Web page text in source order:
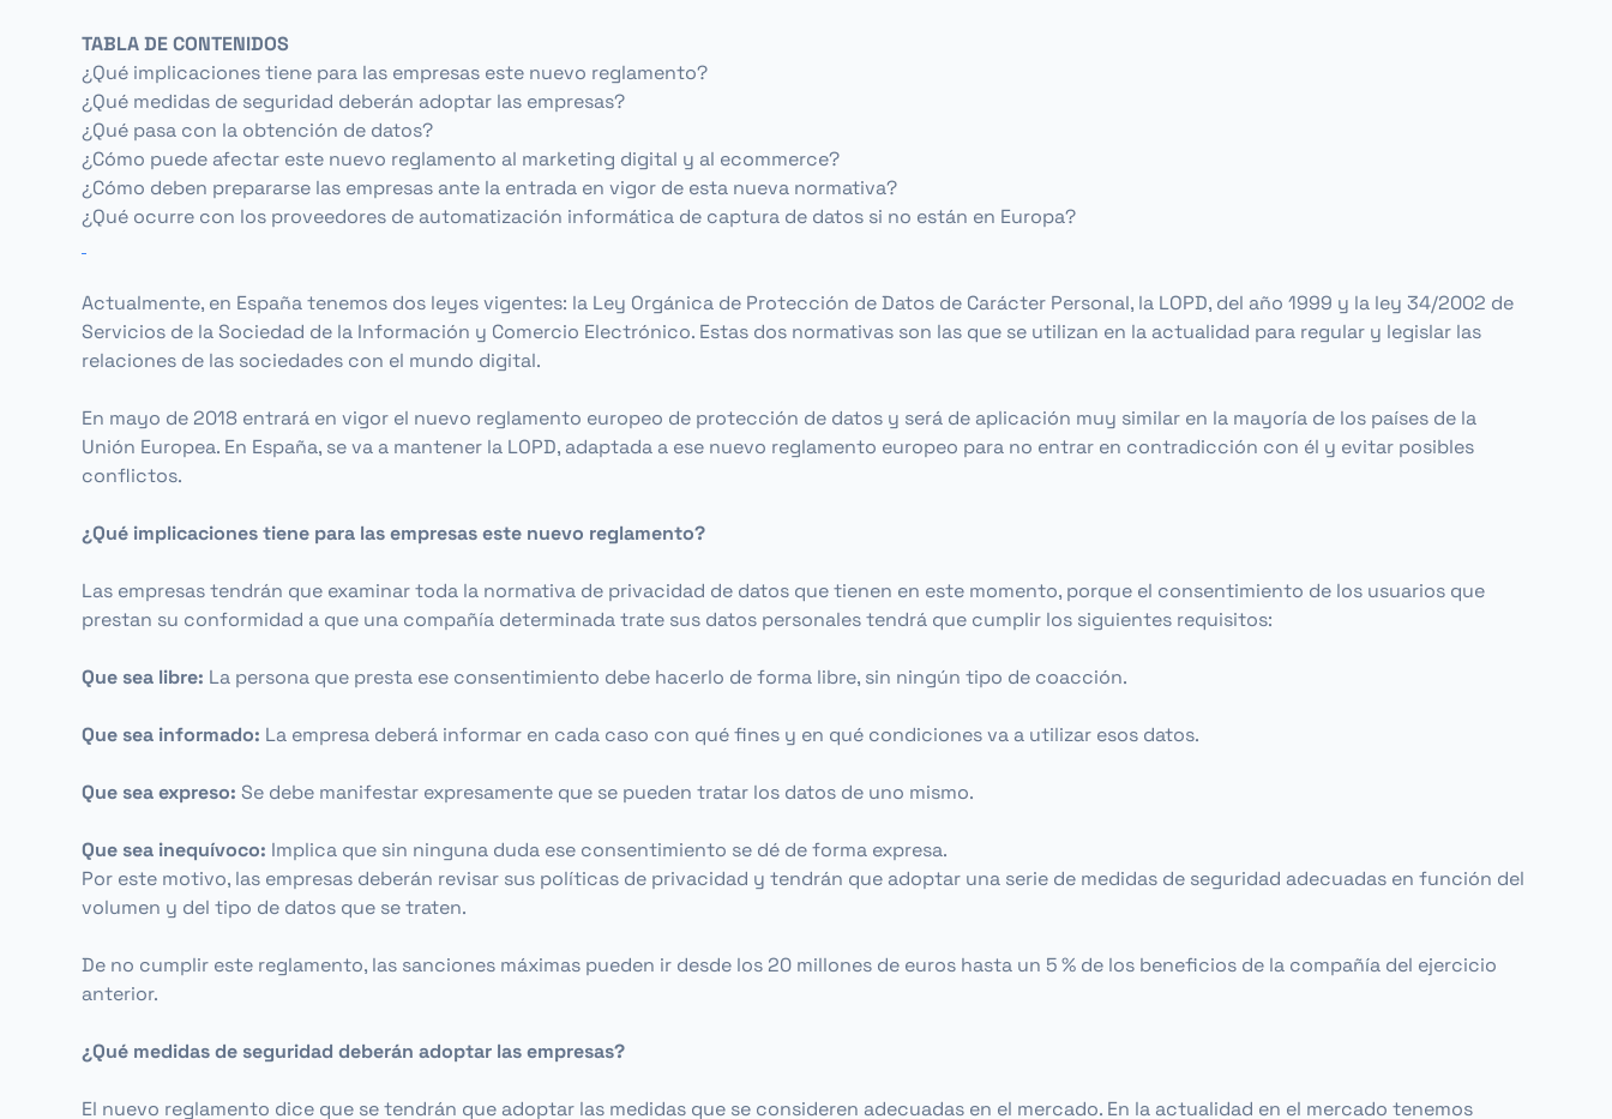
TABLA DE CONTENIDOS
¿Qué implicaciones tiene para las empresas este nuevo reglamento?
¿Qué medidas de seguridad deberán adoptar las empresas?
¿Qué pasa con la obtención de datos?
¿Cómo puede afectar este nuevo reglamento al marketing digital y al ecommerce?
¿Cómo deben prepararse las empresas ante la entrada en vigor de esta nueva normativa?
¿Qué ocurre con los proveedores de automatización informática de captura de datos si no están en Europa?
Actualmente, en España tenemos dos leyes vigentes: la Ley Orgánica de Protección de Datos de Carácter Personal, la LOPD, del año 1999 y la ley 34/2002 de
Servicios de la Sociedad de la Información y Comercio Electrónico. Estas dos normativas son las que se utilizan en la actualidad para regular y legislar las
relaciones de las sociedades con el mundo digital.
En mayo de 2018 entrará en vigor el nuevo reglamento europeo de protección de datos y será de aplicación muy similar en la mayoría de los países de la
Unión Europea. En España, se va a mantener la LOPD, adaptada a ese nuevo reglamento europeo para no entrar en contradicción con él y evitar posibles
conflictos.
¿Qué implicaciones tiene para las empresas este nuevo reglamento?
Las empresas tendrán que examinar toda la normativa de privacidad de datos que tienen en este momento, porque el consentimiento de los usuarios que
prestan su conformidad a que una compañía determinada trate sus datos personales tendrá que cumplir los siguientes requisitos:
Que sea libre: La persona que presta ese consentimiento debe hacerlo de forma libre, sin ningún tipo de coacción.
Que sea informado: La empresa deberá informar en cada caso con qué fines y en qué condiciones va a utilizar esos datos.
Que sea expreso: Se debe manifestar expresamente que se pueden tratar los datos de uno mismo.
Que sea inequívoco: Implica que sin ninguna duda ese consentimiento se dé de forma expresa.
Por este motivo, las empresas deberán revisar sus políticas de privacidad y tendrán que adoptar una serie de medidas de seguridad adecuadas en función del
volumen y del tipo de datos que se traten.
De no cumplir este reglamento, las sanciones máximas pueden ir desde los 20 millones de euros hasta un 5 % de los beneficios de la compañía del ejercicio
anterior.
¿Qué medidas de seguridad deberán adoptar las empresas?
El nuevo reglamento dice que se tendrán que adoptar las medidas que se consideren adecuadas en el mercado. En la actualidad en el mercado tenemos